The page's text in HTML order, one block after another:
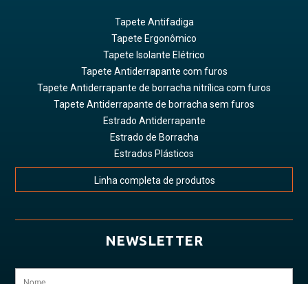
Tapete Antifadiga
Tapete Ergonômico
Tapete Isolante Elétrico
Tapete Antiderrapante com furos
Tapete Antiderrapante de borracha nitrílica com furos
Tapete Antiderrapante de borracha sem furos
Estrado Antiderrapante
Estrado de Borracha
Estrados Plásticos
Linha completa de produtos
NEWSLETTER